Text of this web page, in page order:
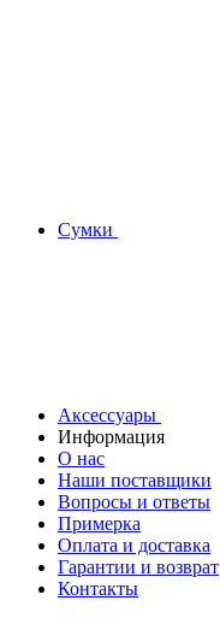
Сумки
Аксессуары
Информация
О нас
Наши поставщики
Вопросы и ответы
Примерка
Оплата и доставка
Гарантии и возврат
Контакты